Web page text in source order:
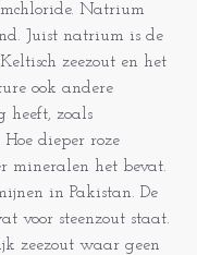
Natrium
Juist natrium is de
zeezout en het
ook andere
heeft, zoals
dieper roze
mineralen het bevat.
in Pakistan. De
voor steenzout staat.
zeezout waar geen